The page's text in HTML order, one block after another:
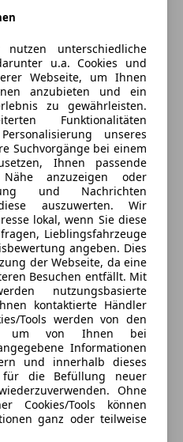
unterschiedliche
u.a. Cookies und
Webseite, um Ihnen
anzubieten und ein
zu gewährleisten.
Funktionalitäten
unseres
Suchvorgänge bei einem
Ihnen passende
anzuzeigen oder
und Nachrichten
auszuwerten. Wir
lokal, wenn Sie diese
Lieblingsfahrzeuge
angeben. Dies
der Webseite, da eine
Besuchen entfällt. Mit
nutzungsbasierte
kontaktierte Händler
Tools werden von den
um von Ihnen bei
Informationen
und innerhalb dieses
für die Befüllung neuer
Ohne
Cookies/Tools können
ganz oder teilweise